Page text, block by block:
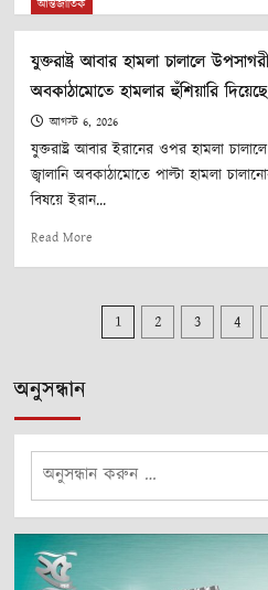
ও
জ্বালানি
মন্ত্রী:
২
থেকে
৩
মধ্যে
গ্যাস
স্বাভাবিক
হবে
আন্তর্জাতিক
যুক্তরাষ্ট্র আবার হামলা চালালে
অবকাঠামোতে হামলার হুঁশিয়ারি
আগস্ট 6, 2026
যুক্তরাষ্ট্র আবার ইরানের ওপর হামলা
জ্বালানি অবকাঠামোতে পাল্টা হামলা
বিষয়ে ইরান...
Read MoreRead
আবার
হামলা
জ্বালানি
অবকাঠামোতে
হামলার
হুঁশিয়ারি
দিয়েছে
ইরান
পোস্ট
1 2 3 4
অনুসন্ধান
অনুসন্ধানঃ